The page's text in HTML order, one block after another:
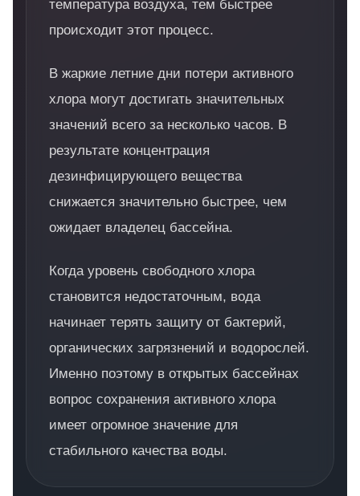
температура воздуха, тем быстрее
происходит этот процесс.
В жаркие летние дни потери активного
хлора могут достигать значительных
значений всего за несколько часов. В
результате концентрация
дезинфицирующего вещества
снижается значительно быстрее, чем
ожидает владелец бассейна.
Когда уровень свободного хлора
становится недостаточным, вода
начинает терять защиту от бактерий,
органических загрязнений и водорослей.
Именно поэтому в открытых бассейнах
вопрос сохранения активного хлора
имеет огромное значение для
стабильного качества воды.